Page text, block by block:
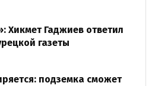
Хикмет Гаджиев ответил
газеты
подземка сможет